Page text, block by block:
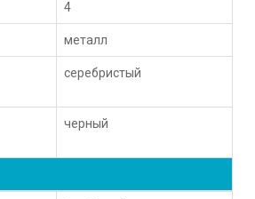
4
металл
серебристый
черный